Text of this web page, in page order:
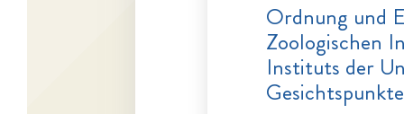
Ordnung und
Zoologischen
Instituts der